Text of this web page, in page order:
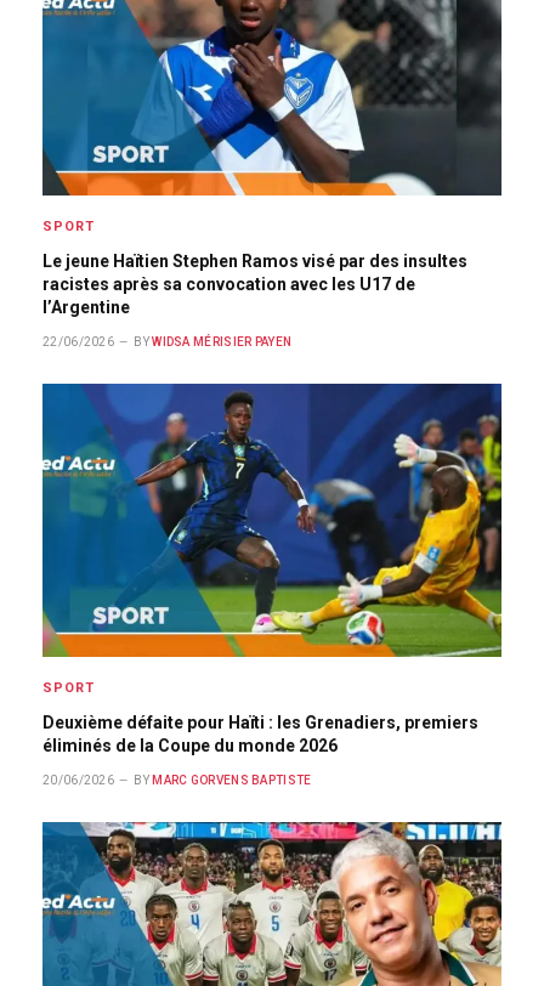
SPORT
Le jeune Haïtien Stephen Ramos visé par des insultes
racistes après sa convocation avec les U17 de
l’Argentine
22/06/2026 BY WIDSA MÉRISIER PAYEN
SPORT
Deuxième défaite pour Haïti : les Grenadiers, premiers
éliminés de la Coupe du monde 2026
20/06/2026 BY MARC GORVENS BAPTISTE